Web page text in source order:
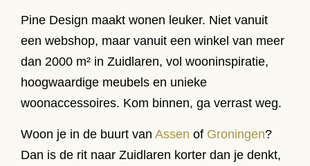
Pine Design maakt wonen leuker. Niet vanuit
een webshop, maar vanuit een winkel van meer
dan 2000 m² in Zuidlaren, vol wooninspiratie,
hoogwaardige meubels en unieke
woonaccessoires. Kom binnen, ga verrast weg.
Woon je in de buurt van Assen of Groningen?
Dan is de rit naar Zuidlaren korter dan je denkt,